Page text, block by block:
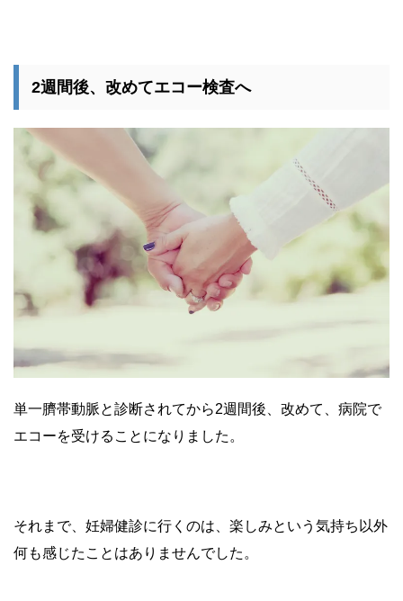
2週間後、改めてエコー検査へ
単一臍帯動脈と診断されてから2週間後、改めて、病院で
エコーを受けることになりました。
それまで、妊婦健診に行くのは、楽しみという気持ち以外
何も感じたことはありませんでした。